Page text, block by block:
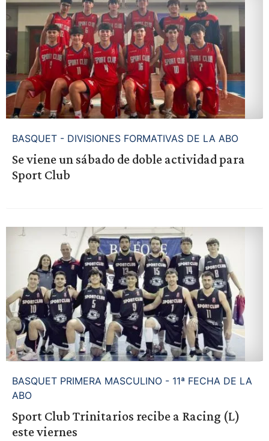
BASQUET - DIVISIONES FORMATIVAS DE LA ABO
Se viene un sábado de doble actividad para
Sport Club
BASQUET PRIMERA MASCULINO - 11ª FECHA DE LA
ABO
Sport Club Trinitarios recibe a Racing (L)
este viernes